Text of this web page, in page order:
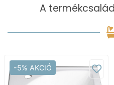
A
-5% AKCIÓ